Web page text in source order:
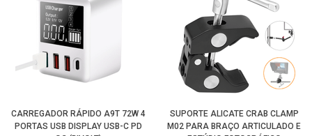
CARREGADOR RÁPIDO A9T 72W 4
PORTAS USB DISPLAY USB-C PD
SUPORTE ALICATE CRAB CLAMP
M02 PARA BRAÇO ARTICULADO E